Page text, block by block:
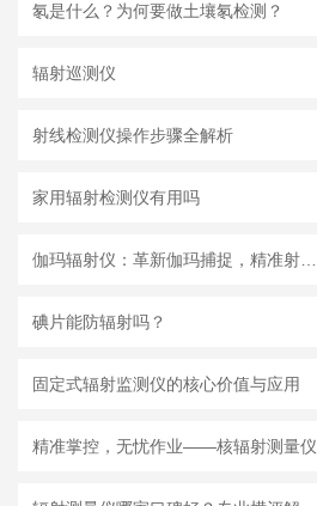
氡是什么？为何要做土壤氡检测？
辐射巡测仪
射线检测仪操作步骤全解析
家用辐射检测仪有用吗
碘片能防辐射吗？
固定式辐射监测仪的核心价值与应用
精准掌控，无忧作业——核辐射测量仪